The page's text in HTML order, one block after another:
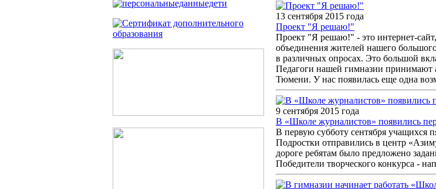
13 сентября 2015 года
Проект "Я решаю!"
Проект "Я решаю!" - это интернет-
объединения жителей нашего
в различных опросах. Это большой
Педагоги нашей гимназии принимают
Тюмени. У нас появилась еще одна
9 сентября 2015 года
В «Школе журналистов» появились
В первую субботу сентября учащихся
Подростки отправились в центр
дороге ребятам было предложено
Победители творческого конкурса -